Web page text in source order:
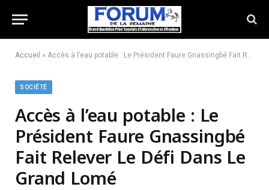
Accueil » Accès à l’eau potable : Le Président Faure Gnassingbé Fait Relever Le Défi Dans Le Grand Lomé
SOCIÉTÉ
Accès à l’eau potable : Le
Président Faure Gnassingbé
Fait Relever Le Défi Dans Le
Grand Lomé